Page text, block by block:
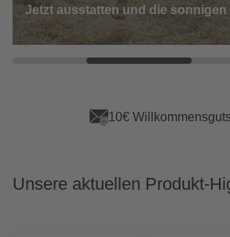
Jetzt ausstatten und die sonnigen
App Vorteile
Unsere aktuellen Produkt-